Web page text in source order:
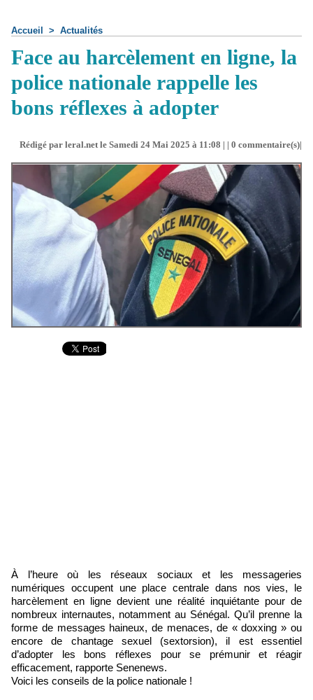
Accueil > Actualités
Face au harcèlement en ligne, la
police nationale rappelle les
bons réflexes à adopter
Rédigé par leral.net le Samedi 24 Mai 2025 à 11:08 | | 0 commentaire(s)|
À l’heure où les réseaux sociaux et les messageries
numériques occupent une place centrale dans nos vies, le
harcèlement en ligne devient une réalité inquiétante pour de
nombreux internautes, notamment au Sénégal. Qu’il prenne la
forme de messages haineux, de menaces, de « doxxing » ou
encore de chantage sexuel (sextorsion), il est essentiel
d’adopter les bons réflexes pour se prémunir et réagir
efficacement, rapporte Senenews.
Voici les conseils de la police nationale !